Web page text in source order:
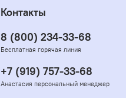
Контакты
8 (800) 234-33-68
Бесплатная горячая линия
+7 (919) 757-33-68
Анастасия персональный менеджер